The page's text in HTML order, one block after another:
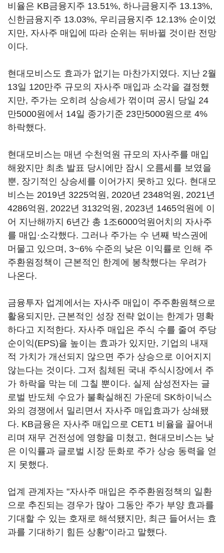
비율은 KB금융지주 13.51%, 하나금융지주 13.13%,
신한금융지주 13.03%, 우리금융지주 12.13% 순이었
지만, 자사주 매입에 따라 순위는 뒤바뀔 것이란 전망
이다.
현대모비스도 효과가 없기는 마찬가지였다. 지난 2월
13일 120만주 규모의 자사주 매입과 소각을 결정했
지만, 주가는 오히려 상승세가 꺾이며 공시 당일 24
만5000원에서 14일 종가기준 23만5000원으로 4%
하락했다.
현대모비스는 매년 수천억원 규모의 자사주를 매입
해왔지만 최초 발표 당시에만 잠시 오름세를 보였을
뿐, 장기적인 상승세를 이어가지 못하고 있다. 현대모
비스는 2019년 3225억원, 2020년 2348억원, 2021년
4286억원, 2022년 3132억원, 2023년 1465억원에 이
어 지난해까지 6년간 총 1조6000억원어치의 자사주
를 매입·소각했다. 그러나 주가는 수 년째 박스권에
머물고 있으며, 3~6% 수준의 낮은 이익률로 인해 주
주환원정책이 근본적인 한계에 봉착했다는 우려가
나온다.
금융투자 업계에서는 자사주 매입이 주주환원책으로
활용되지만, 근본적인 성장 전략 없이는 한계가 명확
하다고 지적한다. 자사주 매입은 주식 수를 줄여 주당
순이익(EPS)을 높이는 효과가 있지만, 기업의 내재
적 가치가 개선되지 않으면 주가 상승으로 이어지지
않는다는 것이다. 그저 침체된 국내 주식시장에서 주
가 하락을 막는 데 그칠 뿐이다. 실제 삼성전자는 글
로벌 반도체 수요가 불확실해진 가운데 SK하이닉스
와의 경쟁에서 밀리면서 자사주 매입효과가 상쇄됐
다. KB금융은 자사주 매입으로 CET1 비율을 끌어내
리며 재무 건전성에 영향을 미쳤고, 현대모비스는 낮
은 이익률과 글로벌 시장 둔화로 주가 상승 동력을 얻
지 못했다.
업계 관계자는 "자사주 매입은 주주환원정책의 일환
으로 추진되는 경우가 많아 그동안 주가 부양 효과를
기대할 수 있는 호재로 해석됐지만, 최근 들어서는 효
과를 기대하기 힘든 상황"이라고 말했다.